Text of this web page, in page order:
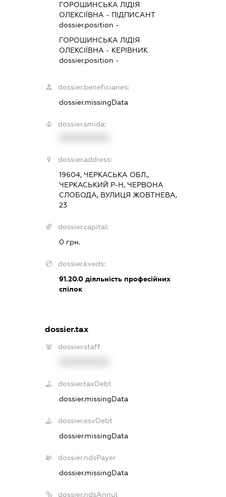
ГОРОШИНСЬКА ЛІДІЯ
ОЛЕКСІЇВНА - ПІДПИСАНТ
dossier.position -
ГОРОШИНСЬКА ЛІДІЯ
ОЛЕКСІЇВНА - КЕРІВНИК
dossier.position -
dossier.beneficiaries:
dossier.missingData
dossier.smida:
dossier.address:
19604, ЧЕРКАСЬКА ОБЛ.,
ЧЕРКАСЬКИЙ Р-Н, ЧЕРВОНА
СЛОБОДА, ВУЛИЦЯ ЖОВТНЕВА,
23
dossier.capital:
0 грн.
dossier.kveds:
91.20.0 діяльність професійних
спілок
dossier.tax
dossier.staff
dossier.taxDebt
dossier.missingData
dossier.esvDebt
dossier.missingData
dossier.ndsPayer
dossier.missingData
dossier.ndsAnnul